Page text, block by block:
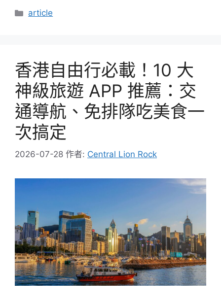
分
article
香港自由行必載！10 大
神級旅遊 APP 推薦：交
通導航、免排隊吃美食一
次搞定
2026-07-28 作者: Central Lion Rock